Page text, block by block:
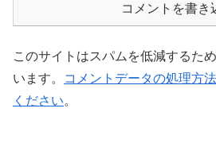
コメントを書き
このサイトはスパムを低減するた
います。
コメントデータの処理方
ください。